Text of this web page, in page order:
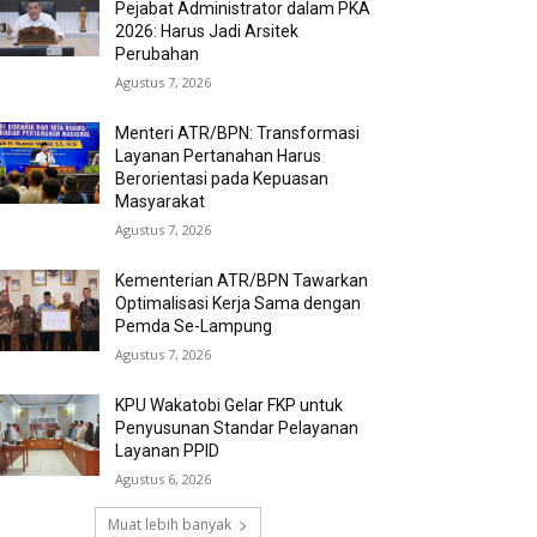
Pejabat Administrator dalam PKA
2026: Harus Jadi Arsitek
Perubahan
Agustus 7, 2026
Menteri ATR/BPN: Transformasi
Layanan Pertanahan Harus
Berorientasi pada Kepuasan
Masyarakat
Agustus 7, 2026
Kementerian ATR/BPN Tawarkan
Optimalisasi Kerja Sama dengan
Pemda Se-Lampung
Agustus 7, 2026
KPU Wakatobi Gelar FKP untuk
Penyusunan Standar Pelayanan
Layanan PPID
Agustus 6, 2026
Muat lebih banyak